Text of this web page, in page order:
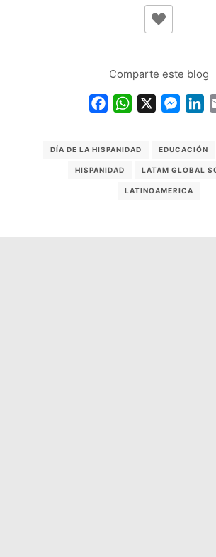
Comparte este blog
FacebookWhatsApp
DÍA DE LA HISPANIDAD EDUCACIÓN
HISPANIDAD LATAM GLOBAL
LATINOAMERICA